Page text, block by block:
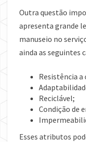
Outra questão
apresenta grande
manuseio no
ainda as seguintes
Resistência a
Reciclável;
Condição de
Esses atributos